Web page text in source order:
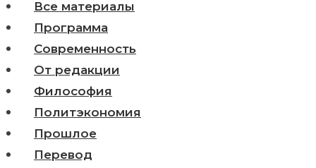
Все материалы
Программа
Современность
От редакции
Философия
Политэкономия
Прошлое
Перевод